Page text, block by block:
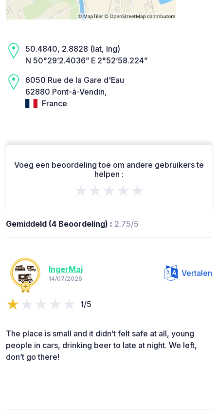
50.4840, 2.8828 (lat, lng)
N 50°29’2.4036” E 2°52’58.224”
6050 Rue de la Gare d'Eau
62880 Pont-à-Vendin,
France
Voeg een beoordeling toe om andere gebruikers te
helpen :
★★★★★
Gemiddeld (4 Beoordeling) : 2.75/5
IngerMaj
14/07/2026
Vertalen
1/5
The place is small and it didn’t felt safe at all, young
people in cars, drinking beer to late at night. We left,
don’t go there!